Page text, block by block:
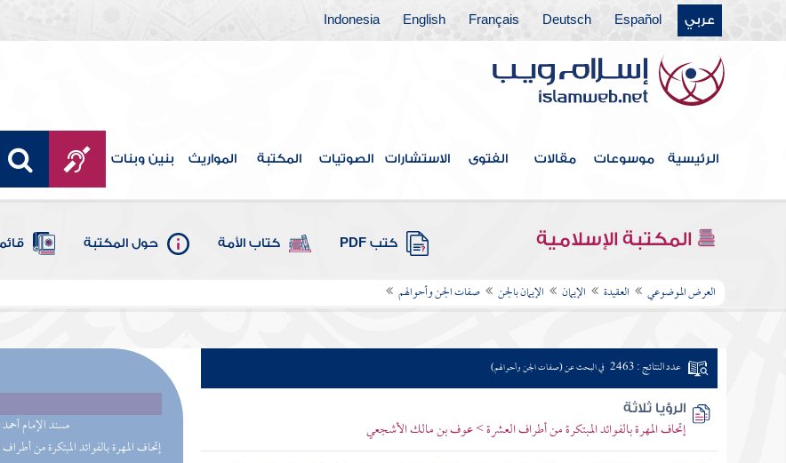
عربي Español
Deutsch
Français
English
Indonesia
الرئيسية موسوعات مقالات الفتوى الاستشارات الصوتيات المكتبة المواريث بنين وبنات
المكتبة الإسلامية كتب PDF كتاب الأمة حول المكتبة
العرض الموضوعي العقيدة الإيمان الإيمان بالجن صفات الجن وأحوالهم
(285) مسند الإمام أحمد
عدد النتائج : 2463 في البحث عن (صفات الجن وأحوالهم)
الرؤيا ثلاثة
إتحاف المهرة بالفوائد المبتكرة من أطراف العشرة > عوف بن مالك الأشجعي